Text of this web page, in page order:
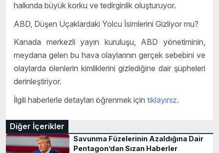
halkında büyük korku ve tedirginlik oluşturuyor.
ABD, Düşen Uçaklardaki Yolcu İsimlerini Gizliyor mu?
Kanada merkezli yayın kuruluşu, ABD yönetiminin,
meydana gelen bu hava olaylarının gerçek sebebini ve
olaylarda ölenlerin kimliklerini gizlediğine dair şüpheleri
derinleştiriyor.
İlgili haberlerle detayları öğrenmek için tıklayınız.
Diğer İçerikler
Savunma Füzelerinin Azaldığına Dair
Pentagon’dan Sızan Haberler